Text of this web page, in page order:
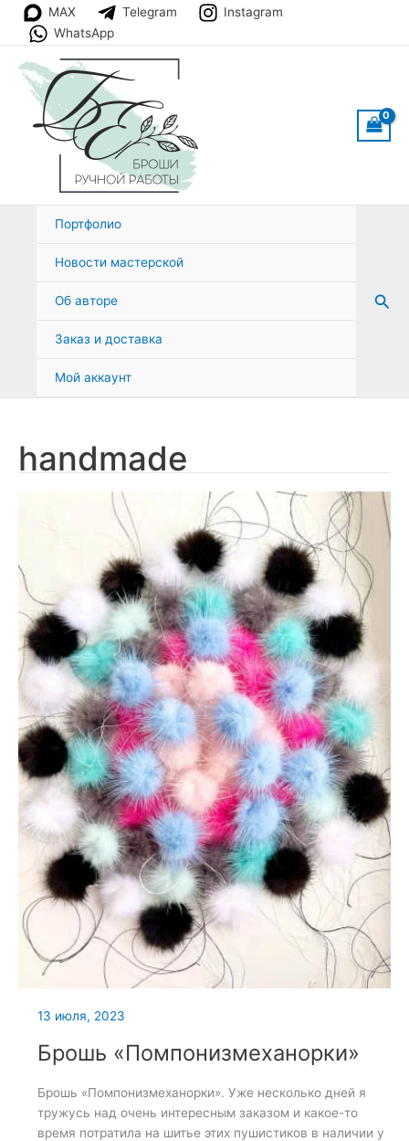
Перейти
содержимому
MAX Telegram
Instagram
WhatsApp
Портфолио
Новости мастерской
Об авторе
Заказ и доставка
Мой аккаунт
handmade
13 июля, 2023
Брошь «Помпонизмеханорки»
Брошь «Помпонизмеханорки». Уже несколько дней я
тружусь над очень интересным заказом и какое-то
время потратила на шитье этих пушистиков в наличии у